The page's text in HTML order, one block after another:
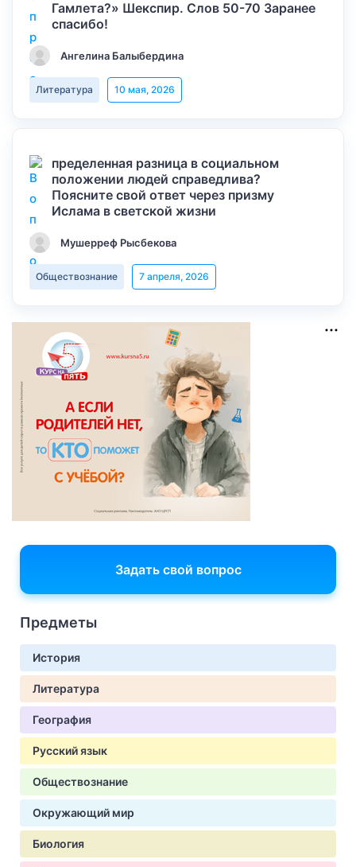
Гамлета?» Шекспир. Слов 50-70 Заранее
спасибо!
Ангелина Балыбердина
Литература 10 мая, 2026
пределенная разница в социальном
положении людей справедлива?
Поясните свой ответ через призму
Ислама в светской жизни
Мушерреф Рысбекова
Обществознание 7 апреля, 2026
Задать свой вопрос
Предметы
История
Литература
География
Русский язык
Обществознание
Окружающий мир
Биология